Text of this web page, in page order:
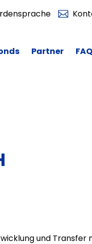
Partner FAQ
und Transfer